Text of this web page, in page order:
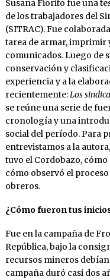
Susana Fiorito fue una
de los trabajadores del
(SITRAC). Fue
tarea de armar, imprimir
comunicados. Luego de
conservación y
experiencia y a la
recientemente:Los
se reúne una serie de
cronología y una
social del período. Para
entrevistamos a la
tuvo el Cordobazo,
cómo observó el
obreros.
¿Cómo fueron tus
Fue en la campaña de
República, bajo la
recursos mineros
campaña duró casi dos